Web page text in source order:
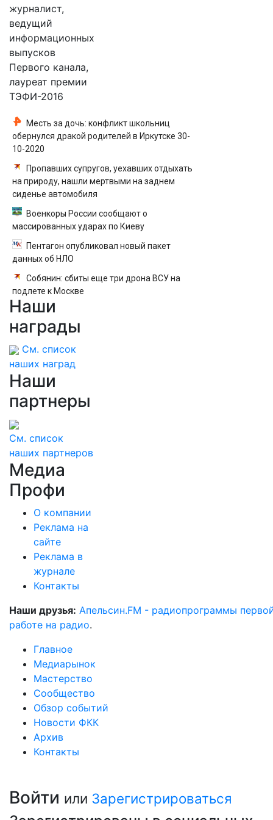
журналист,
ведущий
информационных
выпусков
Первого канала,
лауреат премии
ТЭФИ-2016
Месть за дочь: конфликт школьниц
обернулся дракой родителей в Иркутске 30-
10-2020
Пропавших супругов, уехавших отдыхать
на природу, нашли мертвыми на заднем
сиденье автомобиля
Военкоры России сообщают о
массированных ударах по Киеву
Пентагон опубликовал новый пакет
данных об НЛО
Собянин: сбиты еще три дрона ВСУ на
подлете к Москве
Наши
награды
См. список
наших наград
Наши
партнеры
См. список
наших партнеров
Медиа
Профи
О компании
Реклама на
сайте
Реклама в
журнале
Контакты
Наши друзья: Апельсин.FM - радиопрограммы
работе на радио.
Главное
Медиарынок
Мастерство
Сообщество
Обзор событий
Новости ФКК
Архив
Контакты
Войти или Зарегистрироваться